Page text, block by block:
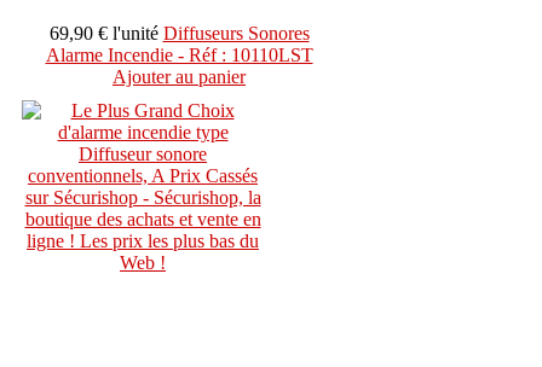
69,90 € l'unité Diffuseurs Sonores
Alarme Incendie - Réf : 10110LST
Ajouter au panier